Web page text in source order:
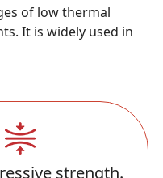
of low thermal
It is widely used in
strength.